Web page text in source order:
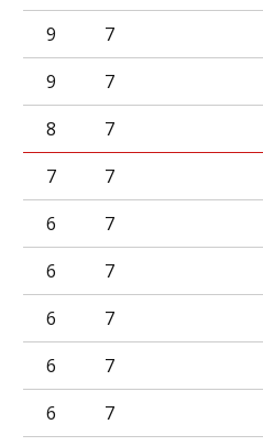
7
9
7
9
7
8
7
7
7
6
7
6
7
6
7
6
7
6